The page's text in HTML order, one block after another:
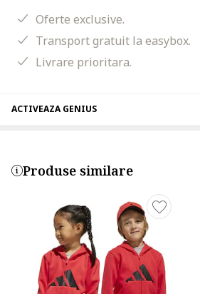
Oferte exclusive.
Transport gratuit la easybox.
Livrare prioritara.
ACTIVEAZA GENIUS
Produse similare